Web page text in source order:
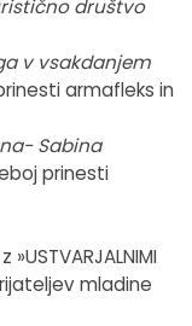
društvo
v vsakdanjem
armafleks in
Sabina
prinesti
mladine